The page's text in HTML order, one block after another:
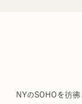
NYのSOHOを彷